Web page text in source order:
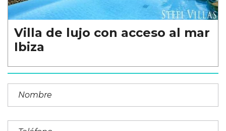
Villa de lujo con acceso al mar
Ibiza